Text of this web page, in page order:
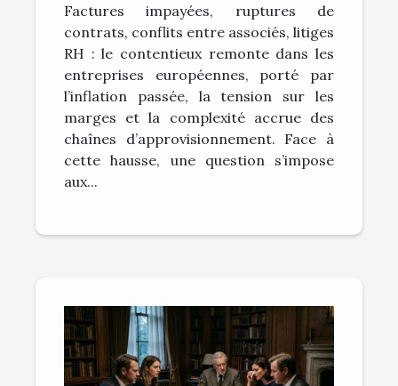
face à la montée des
litiges
Factures impayées, ruptures de
contrats, conflits entre associés, litiges
RH : le contentieux remonte dans les
entreprises européennes, porté par
l’inflation passée, la tension sur les
marges et la complexité accrue des
chaînes d’approvisionnement. Face à
cette hausse, une question s’impose
aux...